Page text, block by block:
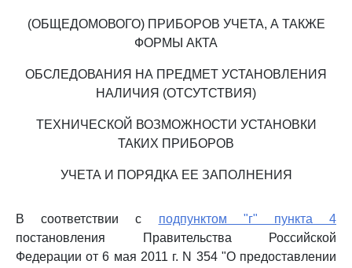
(ОБЩЕДОМОВОГО) ПРИБОРОВ УЧЕТА, А ТАКЖЕ
ФОРМЫ АКТА
ОБСЛЕДОВАНИЯ НА ПРЕДМЕТ УСТАНОВЛЕНИЯ
НАЛИЧИЯ (ОТСУТСТВИЯ)
ТЕХНИЧЕСКОЙ ВОЗМОЖНОСТИ УСТАНОВКИ
ТАКИХ ПРИБОРОВ
УЧЕТА И ПОРЯДКА ЕЕ ЗАПОЛНЕНИЯ
В соответствии с подпунктом "г" пункта 4
постановления Правительства Российской
Федерации от 6 мая 2011 г. N 354 "О предоставлении